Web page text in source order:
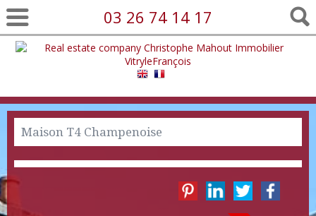
03 26 74 14 17
Maison T4 Champenoise